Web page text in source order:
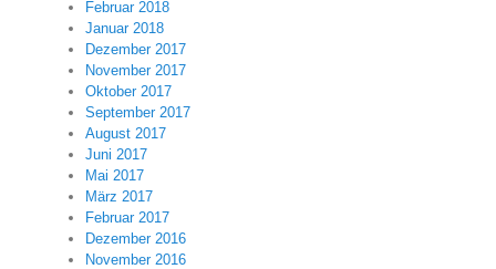
Februar 2018
Januar 2018
Dezember 2017
November 2017
Oktober 2017
September 2017
August 2017
Juni 2017
Mai 2017
März 2017
Februar 2017
Dezember 2016
November 2016